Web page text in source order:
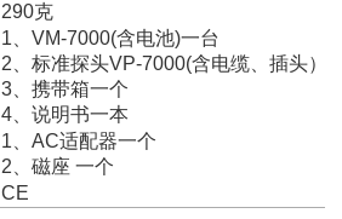
290克
1、VM-7000(含电池)一台
2、标准探头VP-7000(含电缆、插头）
3、携带箱一个
4、说明书一本
1、AC适配器一个
2、磁座 一个
CE